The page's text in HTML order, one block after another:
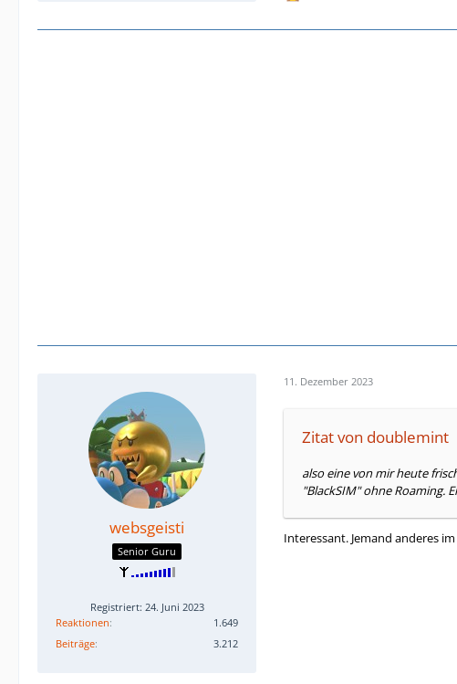
websgeisti
Senior Guru
Registriert: 24. Juni 2023
Reaktionen
1.649
Beiträge
3.212
11. Dezember 2023
Zitat von doublemint
also eine von mir heute
"BlackSIM" ohne Roaming.
Interessant. Jemand anderes